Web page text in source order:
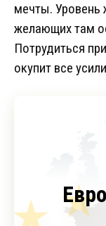
мечты. Уровень
желающих там
Потрудиться
окупит все